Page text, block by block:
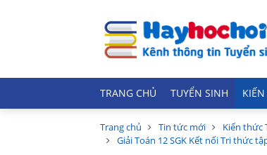
TRANG CHỦ TUYỂN SINH
Trang chủ Tin tức mới Kiến thức
Giải Toán 12 SGK Kết nối Tri thức